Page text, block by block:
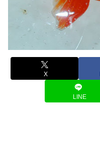
X
LINE